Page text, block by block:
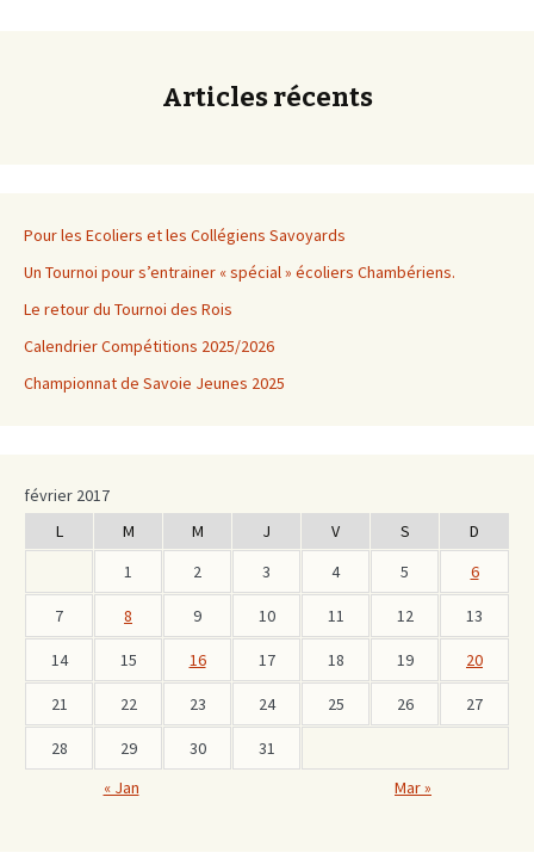
articlesArticles récents
Pour les Ecoliers et les Collégiens Savoyards
Un Tournoi pour s’entrainer « spécial » écoliers Chambériens.
Le retour du Tournoi des Rois
Calendrier Compétitions 2025/2026
Championnat de Savoie Jeunes 2025
février 2017
L
M M J V S
D
1
2 3 4 5 6
7 8 9 10 11 12 13
14 15 16 17 18 19 20
21 22 23 24 25 26 27
28 29 30
31
« Jan
Mar »